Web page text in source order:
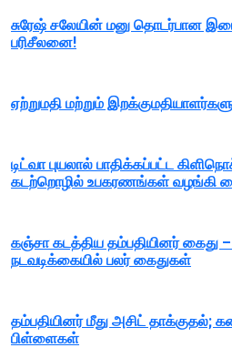
சுரேஷ் சலேயின் மனு தொடர்பான
பரிசீலனை!
ஏற்றுமதி மற்றும்
டிட்வா புயலால் பாதிக்கப்பட்ட
கடற்றொழில் உபகரணங்கள் வழங்கி
கஞ்சா கடத்திய தம்பதியினர் கைது
நடவடிக்கையில் பலர் கைதுகள்
தம்பதியினர் மீது அசிட் தாக்குதல்;
பிள்ளைகள்